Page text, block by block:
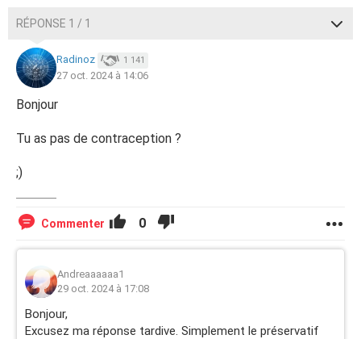
RÉPONSE 1 / 1
Radinoz 1 141
27 oct. 2024 à 14:06
Bonjour
Tu as pas de contraception ?
;)
Commenter 0
Andreaaaaaa1
29 oct. 2024 à 17:08
Bonjour,
Excusez ma réponse tardive. Simplement le préservatif